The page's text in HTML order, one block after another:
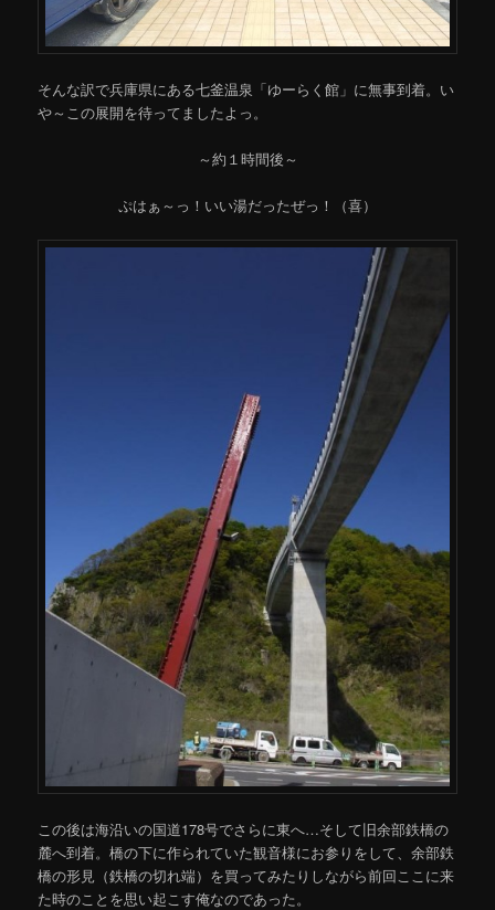
そんな訳で兵庫県にある七釜温泉「ゆーらく館」に無事到着。い
や～この展開を待ってましたよっ。
～約１時間後～
ぷはぁ～っ！いい湯だったぜっ！（喜）
この後は海沿いの国道178号でさらに東へ…そして旧余部鉄橋の
麓へ到着。橋の下に作られていた観音様にお参りをして、余部鉄
橋の形見（鉄橋の切れ端）を買ってみたりしながら前回ここに来
た時のことを思い起こす俺なのであった。